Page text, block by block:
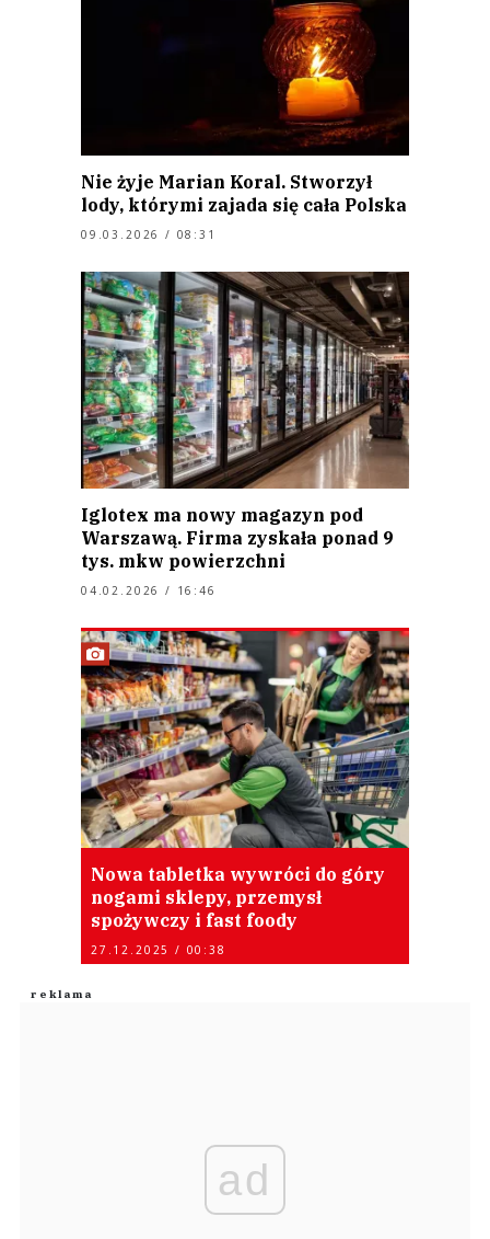
Nie żyje Marian Koral. Stworzył
lody, którymi zajada się cała Polska
09.03.2026 / 08:31
Iglotex ma nowy magazyn pod
Warszawą. Firma zyskała ponad 9
tys. mkw powierzchni
04.02.2026 / 16:46
Nowa tabletka wywróci do góry
nogami sklepy, przemysł
spożywczy i fast foody
27.12.2025 / 00:38
ad